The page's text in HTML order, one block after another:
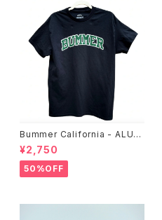
Bummer California - ALUM
T-SHIRT,black
¥2,750
50%OFF